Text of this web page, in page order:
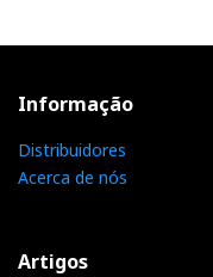
Informação
Distribuidores
Acerca de nós
Artigos